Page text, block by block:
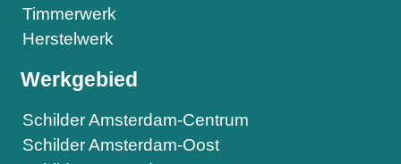
Timmerwerk
Herstelwerk
Werkgebied
Schilder Amsterdam-Centrum
Schilder Amsterdam-Oost